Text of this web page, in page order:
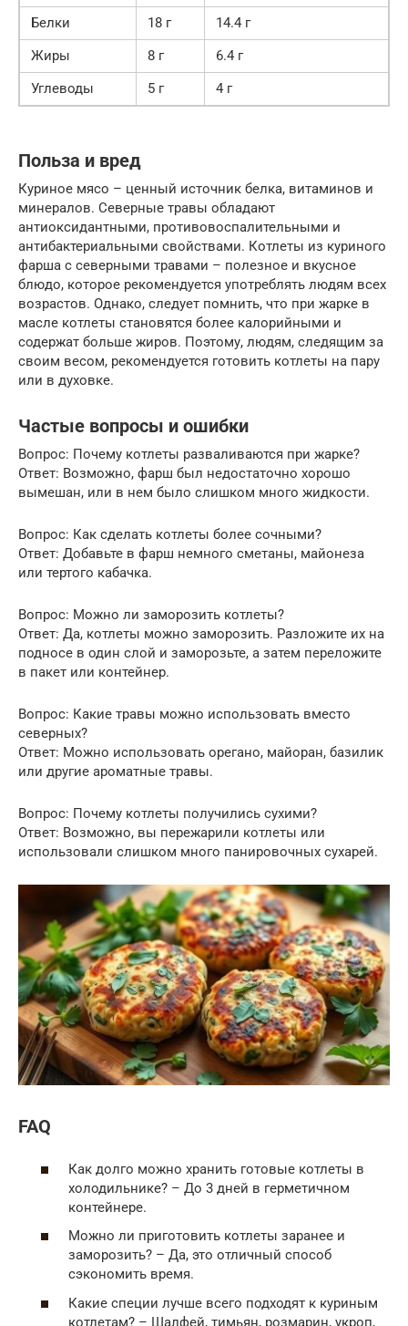
Белки 18 г
14.4 г
Жиры
8 г
6.4 г
Углеводы
5 г 4 г
Польза и вред
Куриное мясо – ценный источник белка, витаминов и
минералов. Северные травы обладают
антиоксидантными, противовоспалительными и
антибактериальными свойствами. Котлеты из куриного
фарша с северными травами – полезное и вкусное
блюдо, которое рекомендуется употреблять людям всех
возрастов. Однако, следует помнить, что при жарке в
масле котлеты становятся более калорийными и
содержат больше жиров. Поэтому, людям, следящим за
своим весом, рекомендуется готовить котлеты на пару
или в духовке.
Частые вопросы и ошибки
Вопрос: Почему котлеты разваливаются при жарке?
Ответ: Возможно, фарш был недостаточно хорошо
вымешан, или в нем было слишком много жидкости.
Вопрос: Как сделать котлеты более сочными?
Ответ: Добавьте в фарш немного сметаны, майонеза
или тертого кабачка.
Вопрос: Можно ли заморозить котлеты?
Ответ: Да, котлеты можно заморозить. Разложите их на
подносе в один слой и заморозьте, а затем переложите
в пакет или контейнер.
Вопрос: Какие травы можно использовать вместо
северных?
Ответ: Можно использовать орегано, майоран, базилик
или другие ароматные травы.
Вопрос: Почему котлеты получились сухими?
Ответ: Возможно, вы пережарили котлеты или
использовали слишком много панировочных сухарей.
FAQ
Как долго можно хранить готовые котлеты в
холодильнике? – До 3 дней в герметичном
контейнере.
Можно ли приготовить котлеты заранее и
заморозить? – Да, это отличный способ
сэкономить время.
Какие специи лучше всего подходят к куриным
котлетам? – Шалфей, тимьян, розмарин, укроп,